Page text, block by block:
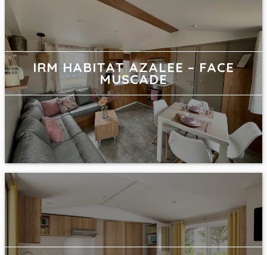
IRM HABITAT AZALEE – FACE
MUSCADE